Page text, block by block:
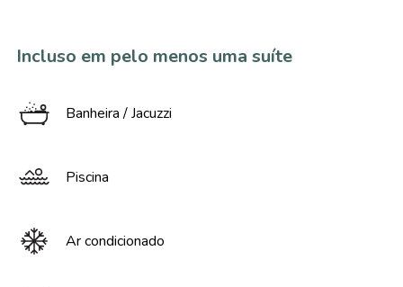
Incluso em pelo menos uma suíte
Banheira / Jacuzzi
Piscina
Ar condicionado